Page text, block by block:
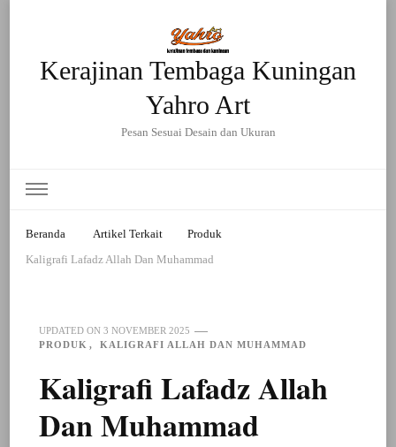
Kerajinan Tembaga Kuningan
Yahro Art
Pesan Sesuai Desain dan Ukuran
Beranda Artikel Terkait
Produk
Kaligrafi Lafadz Allah Dan Muhammad
UPDATED ON 3 NOVEMBER 2025
PRODUK
KALIGRAFI ALLAH DAN MUHAMMAD
Kaligrafi Lafadz Allah
Dan Muhammad